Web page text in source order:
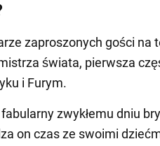
zaproszonych gości na
świata, pierwsza
i Furym.
zwykłemu dniu
on czas ze swoimi